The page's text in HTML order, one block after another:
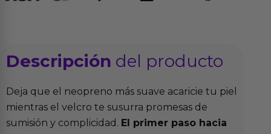
Descripción del producto
Deja que el neopreno más suave acaricie tu piel
mientras el velcro te susurra promesas de
sumisión y complicidad. El primer paso hacia